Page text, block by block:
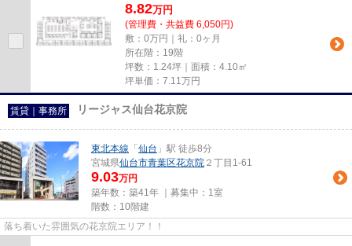
8.82万円
(管理費・共益費 6,050円)
敷：0万円｜礼：0ヶ月
所在階：19階
坪数：1.24坪｜面積：4.10㎡
坪単価： 7.11万円
賃貸｜事務所 リージャス仙台花京院
東北本線 「 仙台 」駅 徒歩8分
宮城県仙台市青葉区花京院 ２丁目1-61
9.03万円
築年数：築41年 ｜募集中： 1室
階数：10階建
落ち着いた雰囲気の花京院エリア！！